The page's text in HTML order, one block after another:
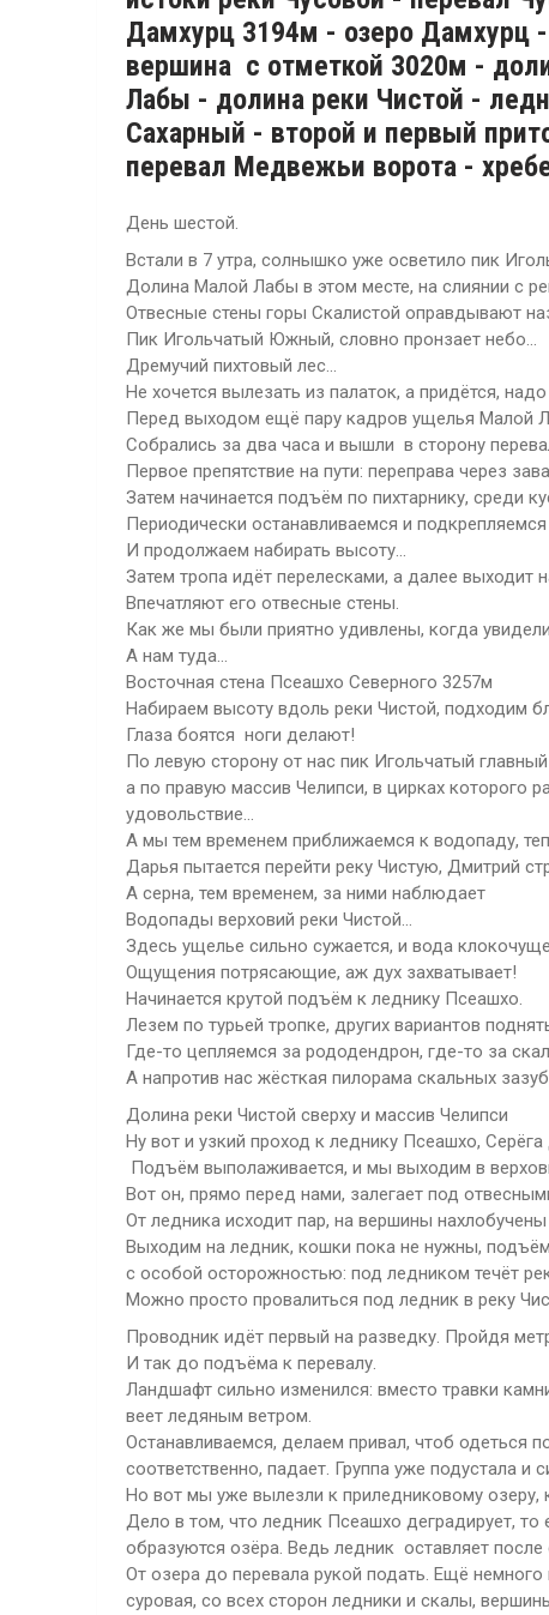
Дамхурц 3194м - озеро Дамхурц
вершина с отметкой 3020м -
Лабы - долина реки Чистой -
Сахарный - второй и первый
перевал Медвежьи ворота -
День шестой.
Встали в 7 утра, солнышко уже осветило пик
Долина Малой Лабы в этом месте, на слиянии с
Отвесные стены горы Скалистой оправдывают
Пик Игольчатый Южный, словно пронзает небо...
Дремучий пихтовый лес...
Не хочется вылезать из палаток, а придётся,
Перед выходом ещё пару кадров ущелья Малой
Собрались за два часа и вышли в сторону
Первое препятствие на пути: переправа через
Затем начинается подъём по пихтарнику, среди
Периодически останавливаемся и
И продолжаем набирать высоту...
Затем тропа идёт перелесками, а далее выходит
Впечатляют его отвесные стены.
Как же мы были приятно удивлены, когда
А нам туда...
Восточная стена Псеашхо Северного 3257м
Набираем высоту вдоль реки Чистой, подходим
Глаза боятся ноги делают!
По левую сторону от нас пик Игольчатый
а по правую массив Челипси, в цирках
удовольствие...
А мы тем временем приближаемся к водопаду,
Дарья пытается перейти реку Чистую, Дмитрий
А серна, тем временем, за ними наблюдает
Водопады верховий реки Чистой…
Здесь ущелье сильно сужается, и вода
Ощущения потрясающие, аж дух захватывает!
Начинается крутой подъём к леднику Псеашхо.
Лезем по турьей тропке, других вариантов
Где-то цепляемся за рододендрон, где-то за
А напротив нас жёсткая пилорама скальных
Долина реки Чистой сверху и массив Челипси
Ну вот и узкий проход к леднику Псеашхо,
Подъём выполаживается, и мы выходим в
Вот он, прямо перед нами, залегает под
От ледника исходит пар, на вершины
Выходим на ледник, кошки пока не нужны,
с особой осторожностью: под ледником течёт
Можно просто провалиться под ледник в реку
Проводник идёт первый на разведку. Пройдя
И так до подъёма к перевалу.
Ландшафт сильно изменился: вместо травки
веет ледяным ветром.
Останавливаемся, делаем привал, чтоб одеться
соответственно, падает. Группа уже подустала и
Но вот мы уже вылезли к приледниковому озеру,
Дело в том, что ледник Псеашхо деградирует, то
образуются озёра. Ведь ледник оставляет
От озера до перевала рукой подать. Ещё
суровая, со всех сторон ледники и скалы,